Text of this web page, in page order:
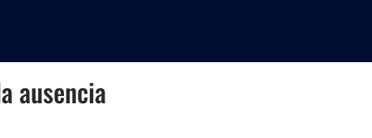
ausencia